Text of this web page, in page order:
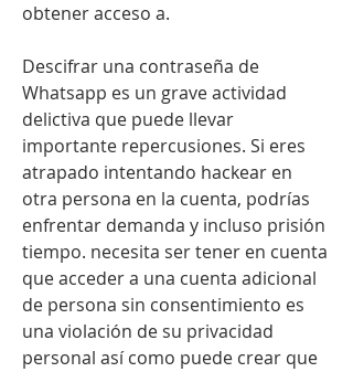
obtener acceso a.
Descifrar una contraseña de
Whatsapp es un grave actividad
delictiva que puede llevar
importante repercusiones. Si eres
atrapado intentando hackear en
otra persona en la cuenta, podrías
enfrentar demanda y incluso prisión
tiempo. necesita ser tener en cuenta
que acceder a una cuenta adicional
de persona sin consentimiento es
una violación de su privacidad
personal así como puede crear que